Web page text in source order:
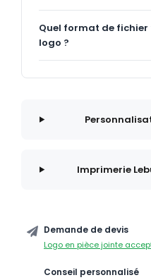
Quel format de
logo ?
Imprimerie
Demande de devis
Logo en pièce jointe
Conseil personnalisé